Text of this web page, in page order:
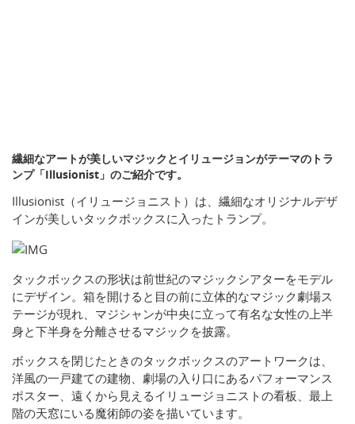
繊細なアートが美しいマジックとイリュージョンがテーマのトラ
ンプ「Illusionist」のご紹介です。
Illusionist（イリュージョニスト）は、繊細なオリジナルデザ
インが美しいタックボックスに入ったトランプ。
タックボックスの形状は前世紀のマジックシアターをモデル
にデザイン。箱を開けると目の前に立体的なマジック劇場ス
テージが現れ、マジシャンが中央に立って有名な女性の上半
身と下半身を分離させるマジックを披露。
ボックスを閉じたときのタックボックスのアートワークは、
洋風の一戸建ての建物、劇場の入り口にあるパフォーマンス
ポスター、遠くから見えるイリュージョニストの看板、最上
階の天窓にいる魔術師の姿を描いています。